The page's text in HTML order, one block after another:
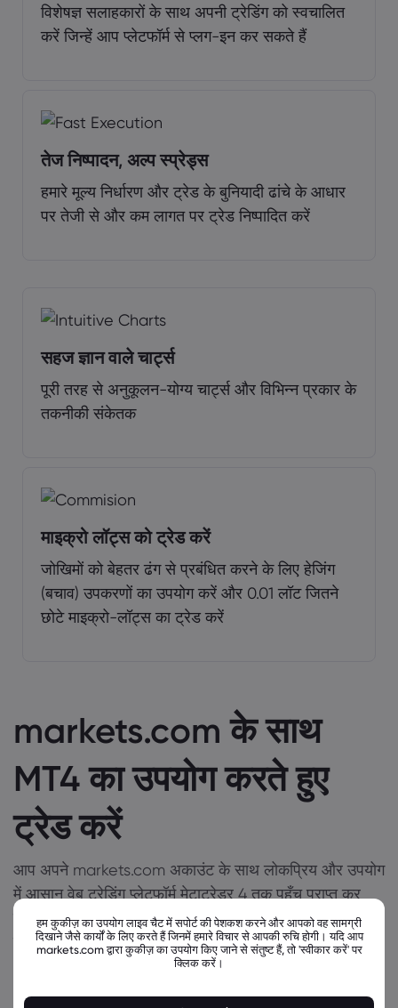
विशेषज्ञ सलाहकारों के साथ अपनी ट्रेडिंग को स्वचालित
करें जिन्हें आप प्लेटफॉर्म से प्लग-इन कर सकते हैं
तेज निष्पादन, अल्प स्प्रेड्स
हमारे मूल्य निर्धारण और ट्रेड के बुनियादी ढांचे के आधार
पर तेजी से और कम लागत पर ट्रेड निष्पादित करें
सहज ज्ञान वाले चार्ट्स
पूरी तरह से अनुकूलन-योग्य चार्ट्स और विभिन्न प्रकार के
तकनीकी संकेतक
माइक्रो लॉट्स को ट्रेड करें
जोखिमों को बेहतर ढंग से प्रबंधित करने के लिए हेजिंग
(बचाव) उपकरणों का उपयोग करें और 0.01 लॉट जितने
छोटे माइक्रो-लॉट्स का ट्रेड करें
markets.com के साथ
MT4 का उपयोग करते हुए
ट्रेड करें
आप अपने markets.com अकाउंट के साथ लोकप्रिय और उपयोग
में आसान वेब ट्रेडिंग प्लेटफॉर्म मेटाट्रेडर 4 तक पहुँच प्राप्त कर
सकते हैं। मेटाट्रेडर प्लेटफॉर्मों के माध्यम से ट्रेड करने के लिए
ट्रेडिंग की हमारी शर्तों की पूरी सूची
हम कुकीज़ का उपयोग लाइव चैट में सपोर्ट की पेशकश करने और आपको वह सामग्री
दिखाने जैसे कार्यों के लिए करते हैं जिनमें हमारे विचार से आपकी रुचि होगी। यदि आप
markets.com द्वारा कुकीज़ का उपयोग किए जाने से संतुष्ट हैं, तो 'स्वीकार करें' पर
क्लिक करें।